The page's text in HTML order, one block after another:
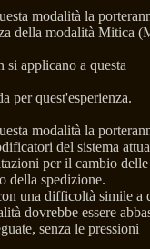
modalità la
della modalità Mitica
applicano a questa
per quest'esperienza.
modalità la
del sistema
per il cambio delle
della spedizione.
una difficoltà simile a
dovrebbe essere
senza le pressioni